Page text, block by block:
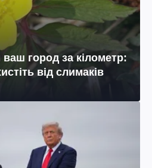
город за кілометр:
від слимаків